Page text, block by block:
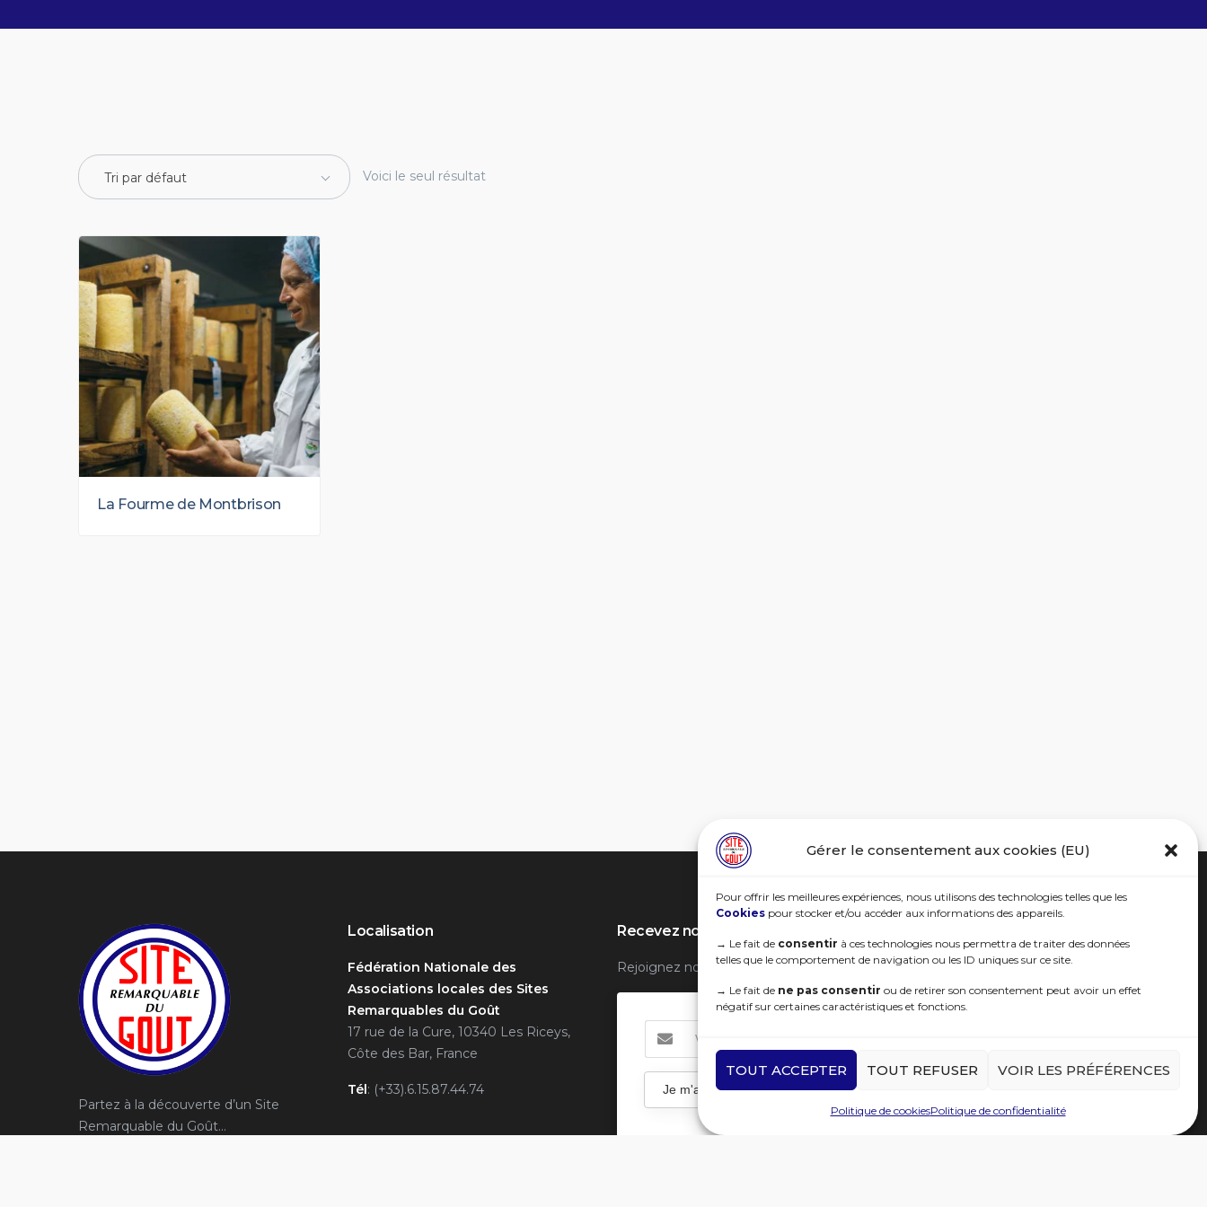
Gérer le consentement aux cookies (EU)
Pour offrir les meilleures expériences, nous utilisons des technologies telles que les
Cookies pour stocker et/ou accéder aux informations des appareils.
→ Le fait de consentir à ces technologies nous permettra de traiter des données
telles que le comportement de navigation ou les ID uniques sur ce site.
→ Le fait de ne pas consentir ou de retirer son consentement peut avoir un effet
négatif sur certaines caractéristiques et fonctions.
TOUT ACCEPTER TOUT REFUSER VOIR LES PRÉFÉRENCES
Politique de cookiesPolitique de confidentialité
Tri par défaut Voici le seul résultat
La Fourme de Montbrison
Partez à la découverte d’un Site
Remarquable du Goût…
Localisation
Fédération Nationale des
Associations locales des Sites
Remarquables du Goût
17 rue de la Cure, 10340 Les Riceys,
Côte des Bar, France
Tél: (+33).6.15.87.44.74
Recevez notre Newsletter
Rejoignez notre communauté SRG
Je m'abonne